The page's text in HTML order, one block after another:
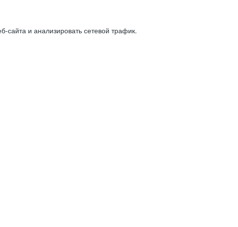
и анализировать сетевой трафик.